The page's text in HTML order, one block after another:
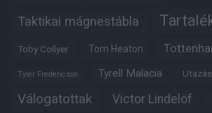
Taktikai mágnestábla
Toby Collyer Tom Heaton
Tyler Fredericson Tyrell Malacia Utazás
Válogatottak Victor Lindelöf